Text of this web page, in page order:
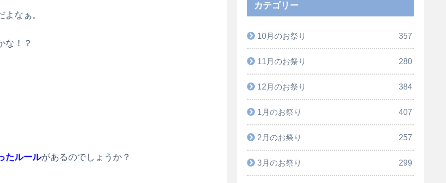
なぁ。
な！？
たルールがあるのでしょうか？
カテゴリー
10月のお祭り 357
11月のお祭り 280
12月のお祭り 384
1月のお祭り 407
2月のお祭り 257
3月のお祭り 299